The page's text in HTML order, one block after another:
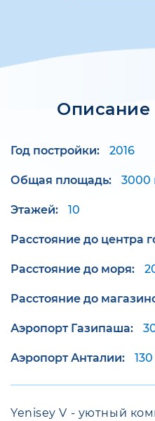
Описание
Год постройки: 2016
Общая площадь: 3000
Этажей: 10
Расстояние до центра
Расстояние до моря:
Расстояние до
Аэропорт Газипаша:
Аэропорт Анталии:
Yenisey V - уютный